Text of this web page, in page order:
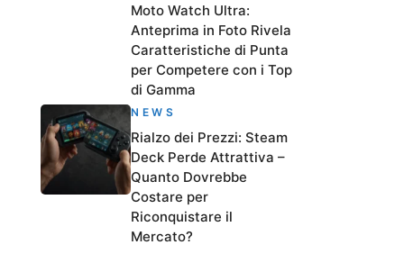
Moto Watch Ultra:
Anteprima in Foto Rivela
Caratteristiche di Punta
per Competere con i Top
di Gamma
NEWS
Rialzo dei Prezzi: Steam
Deck Perde Attrattiva –
Quanto Dovrebbe
Costare per
Riconquistare il
Mercato?